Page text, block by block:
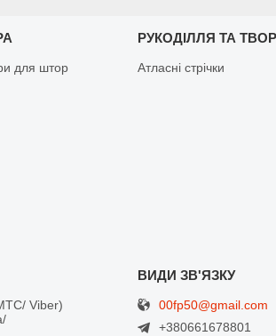
для штор
РУКОДІЛЛЯ ТА
Атласні стрічки
Viber
00fp50@gmail.com
+380661678801